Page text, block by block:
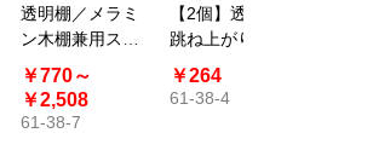
透明棚／メラミ
ン木棚兼用スラ
イドレール 幅
90cm用
￥770～
￥2,508
61-38-7
【2個】透明棚用
跳ね上がり防止
ストッパー
￥264
61-38-4